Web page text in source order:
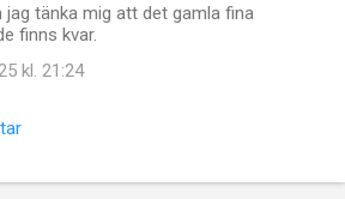
jag tänka mig att det gamla fina
finns kvar.
kl. 21:24